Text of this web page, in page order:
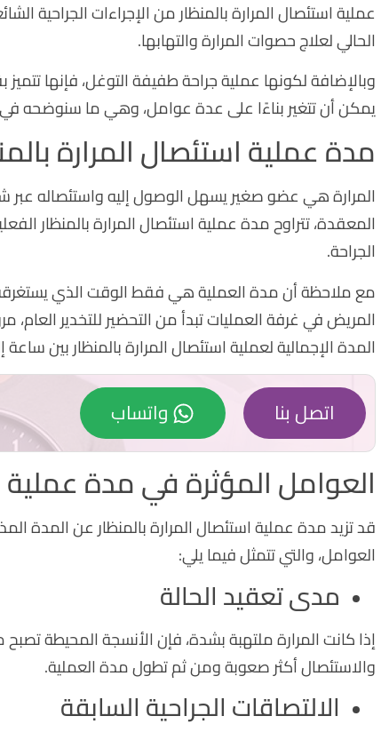
عملية استئصال المرارة بالمنظار من الإجراءات الجراحية
الحالي لعلاج حصوات المرارة والتهابها.
وبالإضافة لكونها عملية جراحة طفيفة التوغل، فإنها
يمكن أن تتغير بناءًا على عدة عوامل، وهي ما سنوضحه في
مدة عملية استئصال المرارة
المرارة هي عضو صغير يسهل الوصول إليه واستئصاله عبر
الجراحة.
مع ملاحظة أن مدة العملية هي فقط الوقت الذي يستغرقه
المريض في غرفة العمليات تبدأ من التحضير للتخدير العام،
المدة الإجمالية لعملية استئصال المرارة بالمنظار بين
اتصل بنا واتساب
العوامل المؤثرة في مدة عملية
قد تزيد مدة عملية استئصال المرارة بالمنظار عن المدة
العوامل، والتي تتمثل فيما يلي:
مدى تعقيد الحالة
إذا كانت المرارة ملتهبة بشدة، فإن الأنسجة المحيطة
والاستئصال أكثر صعوبة ومن ثم تطول مدة العملية.
الالتصاقات الجراحية السابقة